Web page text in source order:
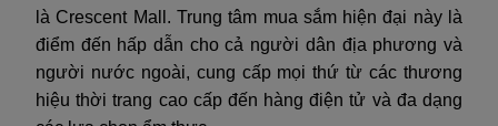
là Crescent Mall. Trung tâm mua sắm hiện đại này là
điểm đến hấp dẫn cho cả người dân địa phương và
người nước ngoài, cung cấp mọi thứ từ các thương
hiệu thời trang cao cấp đến hàng điện tử và đa dạng